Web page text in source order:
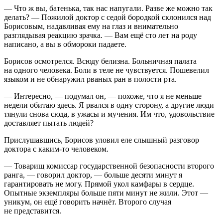
— Что ж вы, батенька, так нас напугали. Разве же можно так
делать? — Пожилой доктор с седой бородкой склонился над
Борисовым, надавливая ему на глаз и внимательно
разглядывая реакцию зрачка. — Вам ещё сто лет на роду
написано, а вы в обмороки падаете.
Борисов осмотрелся. Всюду белизна. Больничная палата
на одного человека. Боли в теле не чувствуется. Пошевелил
языком и не обнаружил рваных ран в полости рта.
— Интересно, — подумал он, — похоже, что я не меньше
недели обитаю здесь. Я рвался в одну сторону, а другие люди
тянули снова сюда, в ужасы и мучения. Им что, удовольствие
доставляет пытать людей?
Прислушавшись, Борисов уловил еле слышный разговор
доктора с каким-то человеком.
— Товарищ комиссар государственной безопасности второго
ранга, — говорил доктор, — больше десяти минут я
гарантировать не могу. Прямой укол камфары в сердце.
Опытные экземпляры больше пяти минут не жили. Этот —
уникум, он ещё говорить начнёт. Второго случая
не представится.